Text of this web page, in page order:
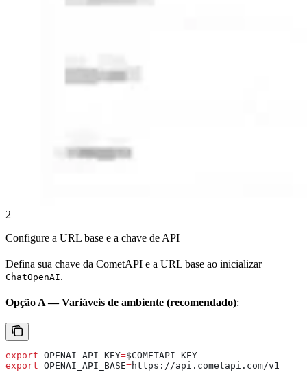
2
Configure a URL base e a chave de API
Defina sua chave da CometAPI e a URL base ao inicializar
ChatOpenAI.
Opção A — Variáveis de ambiente (recomendado):
export OPENAI_API_KEY=$COMETAPI_KEY
export OPENAI_API_BASE=https ://api . cometapi . com/v1